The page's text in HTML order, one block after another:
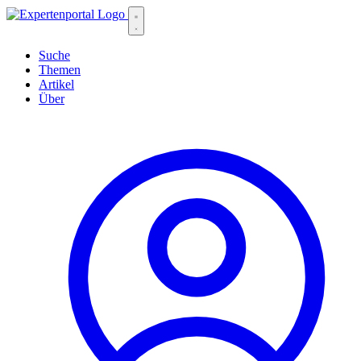
Suche
Themen
Artikel
Über